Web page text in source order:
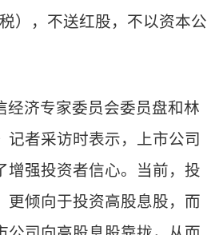
），不送红股，不以资本公
经济专家委员会委员盘和林
记者采访时表示，上市公司
增强投资者信心。当前，投
更倾向于投资高股息股，而